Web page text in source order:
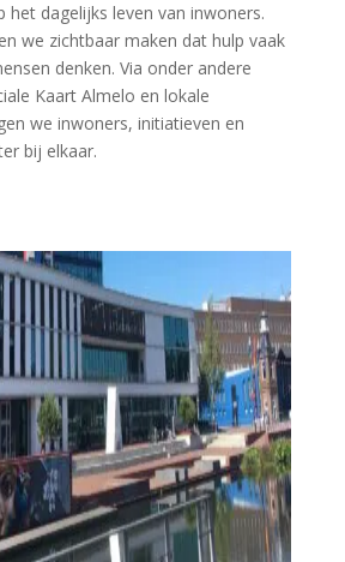
het dagelijks leven van inwoners.
we zichtbaar maken dat hulp vaak
denken. Via onder andere
Kaart Almelo en lokale
we inwoners, initiatieven en
bij elkaar.